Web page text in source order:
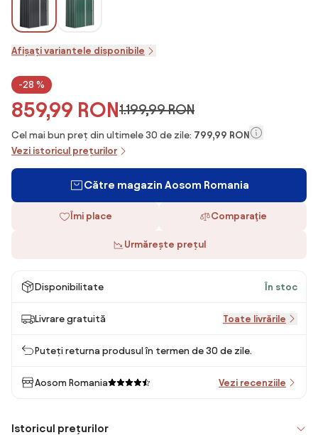
Afișați variantele disponibile
-28 %
859,99 RON1.199,99 RON
Cel mai bun preț din ultimele 30 de zile: 799,99 RON
Vezi istoricul prețurilor
Către magazin Aosom Romania
Îmi place Comparaţie
Urmărește prețul
Disponibilitate În stoc
Livrare gratuită Toate livrările
Puteți returna produsul în termen de 30 de zile.
Aosom Romania Vezi recenziile
Istoricul prețurilor